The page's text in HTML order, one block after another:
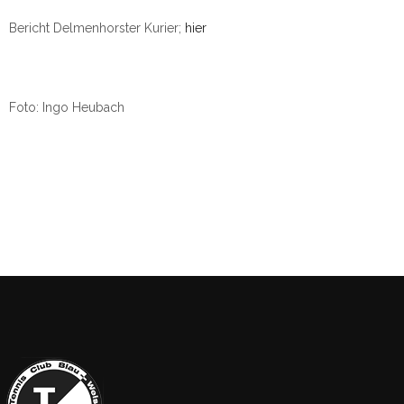
Bericht Delmenhorster Kurier; hier
Foto: Ingo Heubach